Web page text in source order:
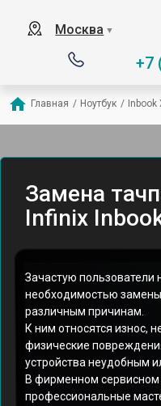
Москва ▼
+7
Главная / Ноутбук / Inbook
Замена
Infinix
Зачастую пользователи
необходимостью
различным причинам.
К ним относятся износ,
физические
устройства неудобным
В фирменном сервисном
профессиональные